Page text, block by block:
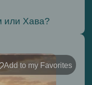
Хава?
Add to my Favorites